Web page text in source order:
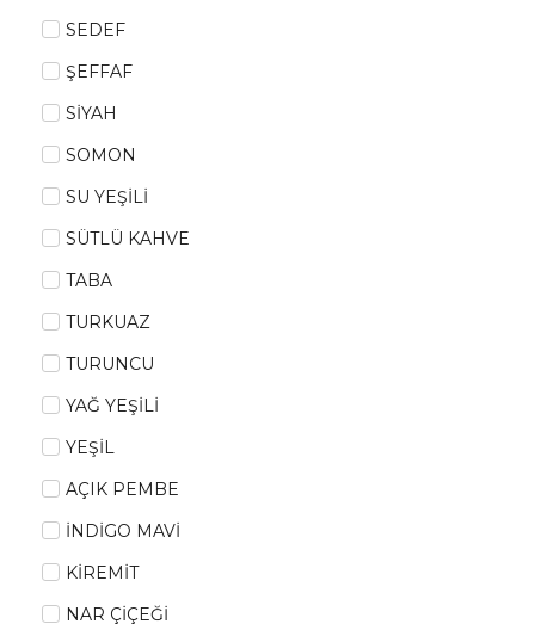
SEDEF
ŞEFFAF
SİYAH
SOMON
SU YEŞİLİ
SÜTLÜ KAHVE
TABA
TURKUAZ
TURUNCU
YAĞ YEŞİLİ
YEŞİL
AÇIK PEMBE
İNDİGO MAVİ
KİREMİT
NAR ÇİÇEĞİ